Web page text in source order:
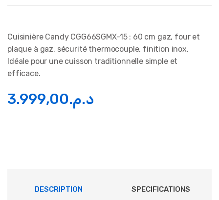
Cuisinière Candy CGG66SGMX-15 : 60 cm gaz, four et
plaque à gaz, sécurité thermocouple, finition inox.
Idéale pour une cuisson traditionnelle simple et
efficace.
د.م.3.999,00
DESCRIPTION SPECIFICATIONS